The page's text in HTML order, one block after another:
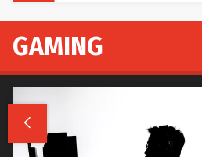
GAMING
